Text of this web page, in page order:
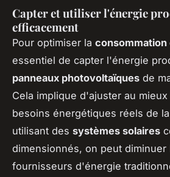
Capter et utiliser l'énergie
efficacement
Pour optimiser la
essentiel de capter l'énergie
panneaux photovoltaïques de
Cela implique d'ajuster au
besoins énergétiques réels de
utilisant des systèmes solaires
dimensionnés, on peut diminuer
fournisseurs d'énergie